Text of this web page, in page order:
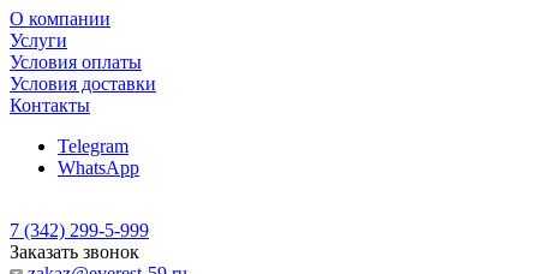
О компании
Услуги
Условия оплаты
Условия доставки
Контакты
Telegram
WhatsApp
7 (342) 299-5-999
Заказать звонок